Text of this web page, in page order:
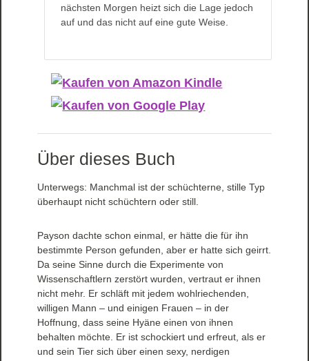
nächsten Morgen heizt sich die Lage jedoch
auf und das nicht auf eine gute Weise.
Über dieses Buch
Unterwegs: Manchmal ist der schüchterne, stille Typ
überhaupt nicht schüchtern oder still.
Payson dachte schon einmal, er hätte die für ihn
bestimmte Person gefunden, aber er hatte sich geirrt.
Da seine Sinne durch die Experimente von
Wissenschaftlern zerstört wurden, vertraut er ihnen
nicht mehr. Er schläft mit jedem wohlriechenden,
willigen Mann – und einigen Frauen – in der
Hoffnung, dass seine Hyäne einen von ihnen
behalten möchte. Er ist schockiert und erfreut, als er
und sein Tier sich über einen sexy, nerdigen